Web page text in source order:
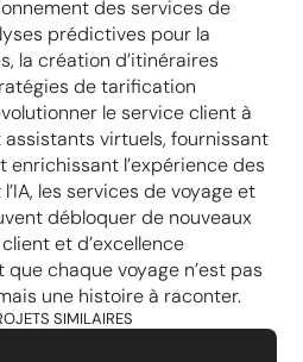
des services de
prédictives pour la
la création d’itinéraires
de tarification
le service client à
virtuels, fournissant
l’expérience des
les services de voyage et
débloquer de nouveaux
et d’excellence
chaque voyage n’est pas
une histoire à raconter.
SIMILAIRES